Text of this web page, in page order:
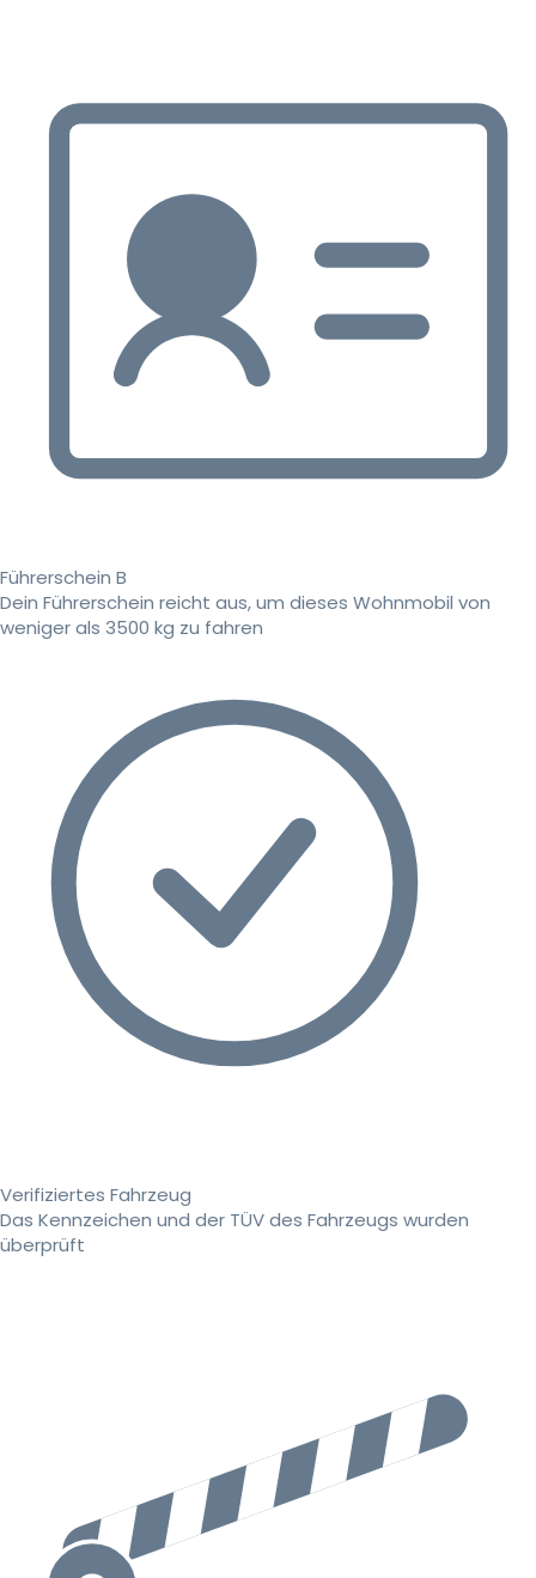
Führerschein B
Dein Führerschein reicht aus, um dieses Wohnmobil von
weniger als 3500 kg zu fahren
Verifiziertes Fahrzeug
Das Kennzeichen und der TÜV des Fahrzeugs wurden
überprüft